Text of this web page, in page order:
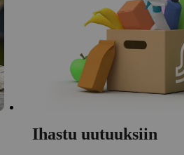
Ihastu uutuuksiin